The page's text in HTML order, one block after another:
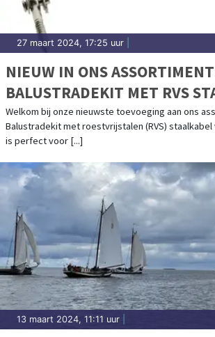
27 maart 2024, 17:25 uur
NIEUW IN ONS
BALUSTRADEKIT MET RVS
VAN 5MM
Welkom bij onze nieuwste toevoeging aan ons
Balustradekit met roestvrijstalen (RVS)
is perfect voor [...]
13 maart 2024, 11:11 uur